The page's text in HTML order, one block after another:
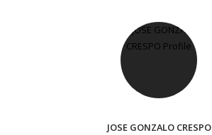
JOSE GONZALO CRESPO